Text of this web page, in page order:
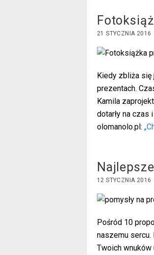
21 STYCZNIA 2016
Kiedy zbliża się
prezentach.
Kamila
dotarły na czas
olomanolo.pl:
12 STYCZNIA 2016
Pośród 10
naszemu
Twoich